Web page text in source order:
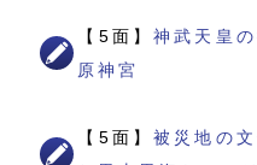
【5面】神武天皇
原神宮
【5面】被災地の